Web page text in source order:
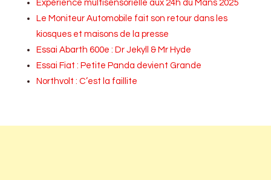
Expérience multisensorielle aux 24h du Mans 2025
Le Moniteur Automobile fait son retour dans les
kiosques et maisons de la presse
Essai Abarth 600e : Dr Jekyll & Mr Hyde
Essai Fiat : Petite Panda devient Grande
Northvolt : C’est la faillite